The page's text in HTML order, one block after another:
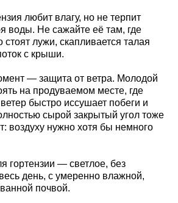
любит влагу, но не терпит
воды. Не сажайте её там, где
лужи, скапливается талая
с крыши.
— защита от ветра. Молодой
на продуваемом месте, где
быстро иссушает побеги и
сырой закрытый угол тоже
воздуху нужно хотя бы немного
гортензии — светлое, без
день, с умеренно влажной,
почвой.